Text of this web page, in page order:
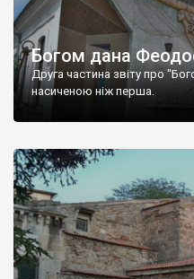
Богом дана
Друга частина звіту про
насиченою ніж перша.